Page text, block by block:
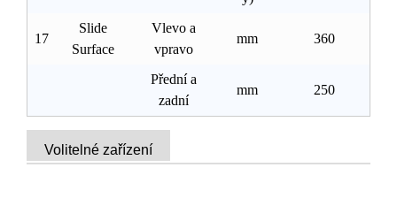
17
Slide
Surface
Vlevo a
vpravo
mm 360
Přední a
zadní
mm 250
Volitelné zařízení